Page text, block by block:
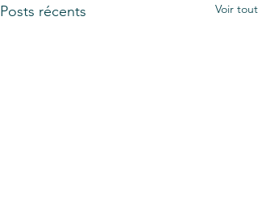
Posts récents Voir tout